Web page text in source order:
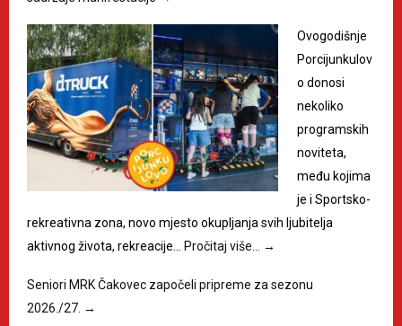
Ovogodišnje
Porcijunkulov
o donosi
nekoliko
programskih
noviteta,
među kojima
je i Sportsko-
rekreativna zona, novo mjesto okupljanja svih ljubitelja
aktivnog života, rekreacije… Pročitaj više… →
Seniori MRK Čakovec započeli pripreme za sezonu
2026./27. →